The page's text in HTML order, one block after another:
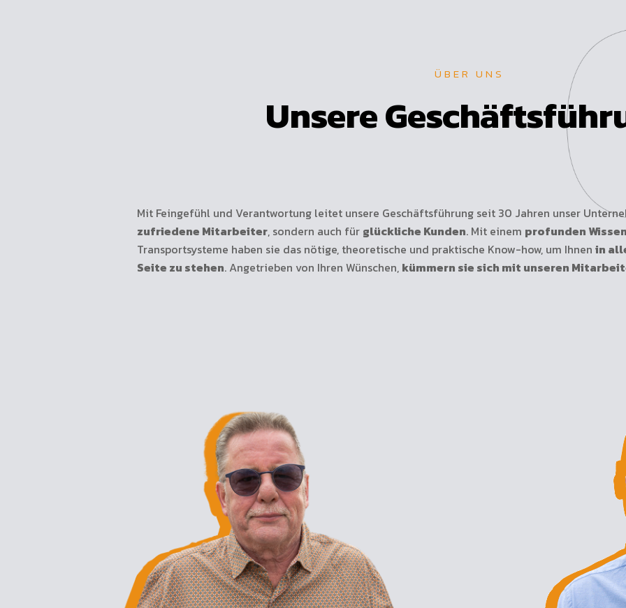
ÜBER UNS
Unsere
Mit Feingefühl und Verantwortung leitet unsere Geschäftsführung seit 30 Jahren unser
zufriedene Mitarbeiter, sondern auch für glückliche Kunden. Mit einem profunden
Transportsysteme haben sie das nötige, theoretische und praktische Know-how, um Ihnen in
Seite zu stehen. Angetrieben von Ihren Wünschen, kümmern sie sich mit unseren